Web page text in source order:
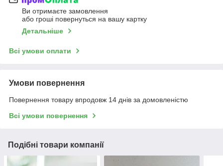
Ви отримаєте замовлення
або гроші повернуться на вашу картку
Детальніше
Всі умови оплати
Умови повернення
Повернення товару впродовж 14 днів за домовленістю
Всі умови повернення
Подібні товари компанії